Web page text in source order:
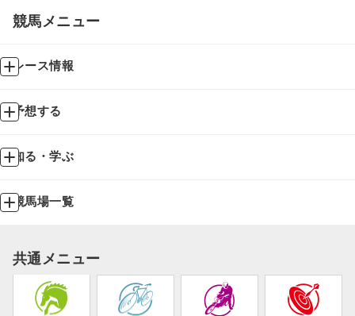
競馬メニュー
レース情報
予想する
知る・学ぶ
競馬場一覧
共通メニュー